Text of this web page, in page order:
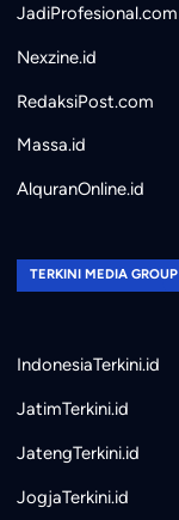
JadiProfesional.com
Nexzine.id
RedaksiPost.com
Massa.id
AlquranOnline.id
TERKINI MEDIA GROUP
IndonesiaTerkini.id
JatimTerkini.id
JatengTerkini.id
JogjaTerkini.id